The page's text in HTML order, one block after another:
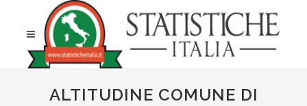
ALTITUDINE COMUNE DI